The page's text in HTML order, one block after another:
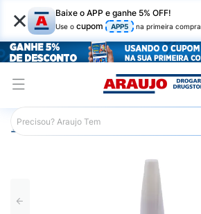
× Baixe o APP e ganhe 5% OFF!
Use o cupom APP5 na primeira compra
Araujo Beleza e Cuidados